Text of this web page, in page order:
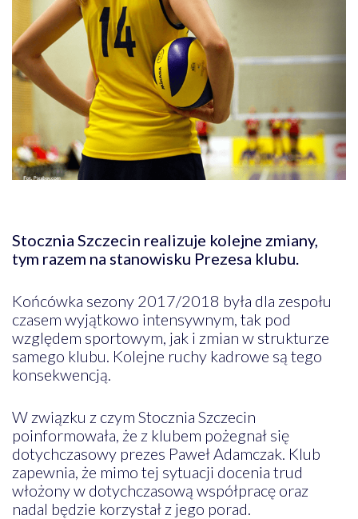
Stocznia Szczecin realizuje kolejne zmiany,
tym razem na stanowisku Prezesa klubu.
Końcówka sezony 2017/2018 była dla zespołu
czasem wyjątkowo intensywnym, tak pod
względem sportowym, jak i zmian w strukturze
samego klubu. Kolejne ruchy kadrowe są tego
konsekwencją.
W związku z czym Stocznia Szczecin
poinformowała, że z klubem pożegnał się
dotychczasowy prezes Paweł Adamczak. Klub
zapewnia, że mimo tej sytuacji docenia trud
włożony w dotychczasową współpracę oraz
nadal będzie korzystał z jego porad.